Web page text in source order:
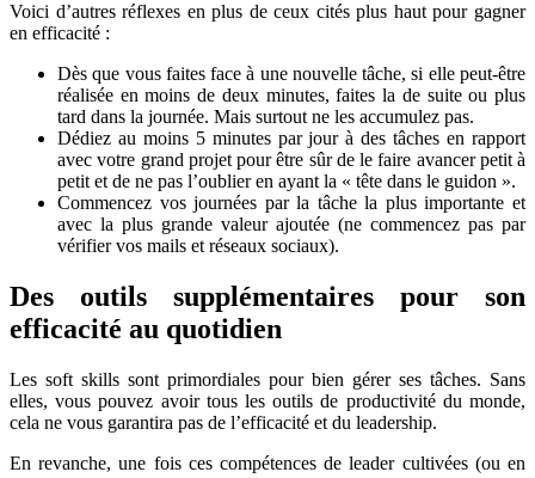
Voici d’autres réflexes en plus de ceux cités plus haut pour gagner
en efficacité :
Dès que vous faites face à une nouvelle tâche, si elle peut-être
réalisée en moins de deux minutes, faites la de suite ou plus
tard dans la journée. Mais surtout ne les accumulez pas.
Dédiez au moins 5 minutes par jour à des tâches en rapport
avec votre grand projet pour être sûr de le faire avancer petit à
petit et de ne pas l’oublier en ayant la « tête dans le guidon ».
Commencez vos journées par la tâche la plus importante et
avec la plus grande valeur ajoutée (ne commencez pas par
vérifier vos mails et réseaux sociaux).
Des outils supplémentaires pour son
efficacité au quotidien
Les soft skills sont primordiales pour bien gérer ses tâches. Sans
elles, vous pouvez avoir tous les outils de productivité du monde,
cela ne vous garantira pas de l’efficacité et du leadership.
En revanche, une fois ces compétences de leader cultivées (ou en